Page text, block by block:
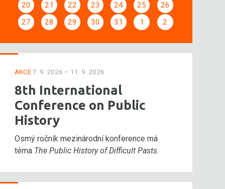
20
21 22 23 24 25
26
27
28 29 30 31 1 2
AKCE7. 9. 2026 – 11. 9. 2026
8th International
Conference on Public
History
Osmý ročník mezinárodní konference má
téma The Public History of Difficult Pasts.